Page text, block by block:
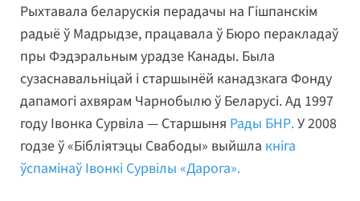
Рыхтавала беларускія перадачы на Гішпанскім
радыё ў Мадрыдзе, працавала ў Бюро перакладаў
пры Фэдэральным урадзе Канады. Была
сузаснавальніцай і старшынёй канадзкага Фонду
дапамогі ахвярам Чарнобылю ў Беларусі. Ад 1997
году Івонка Сурвіла — Старшыня Рады БНР.У 2008
годзе ў «Бібліятэцы Свабоды» выйшла кніга
ўспамінаў Івонкі Сурвілы «Дарога».